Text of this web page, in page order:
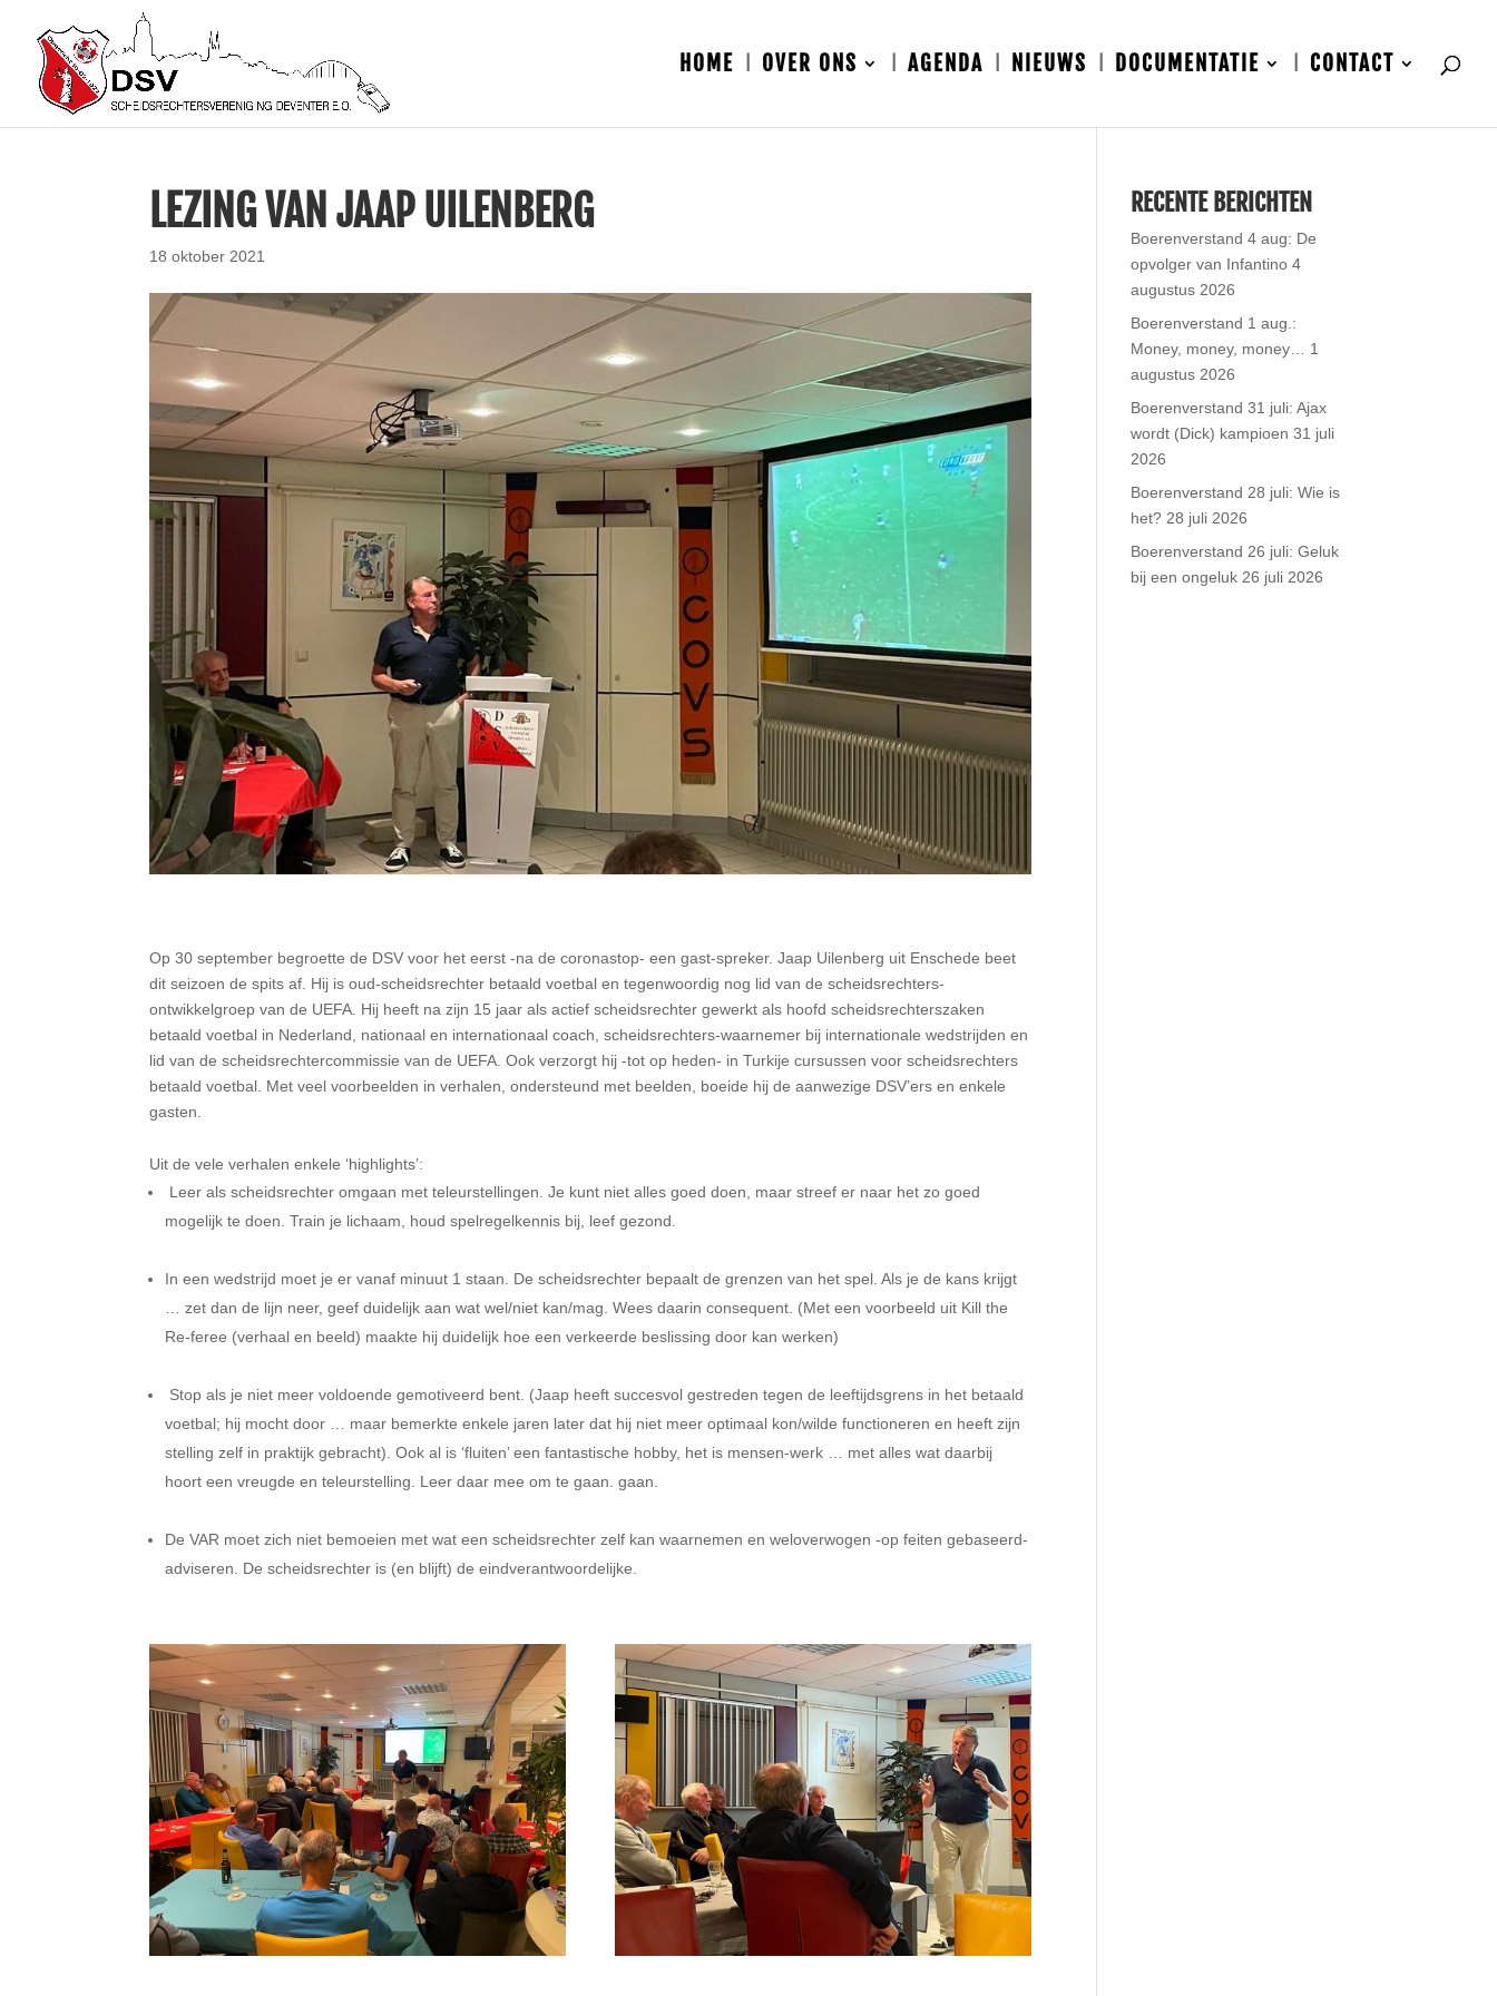
HOME OVER ONS AGENDA NIEUWS DOCUMENTATIE CONTACT
LEZING VAN JAAP UILENBERG
18 oktober 2021
Op 30 september begroette de DSV voor het eerst -na de coronastop- een gast-spreker. Jaap Uilenberg uit Enschede beet
dit seizoen de spits af. Hij is oud-scheidsrechter betaald voetbal en tegenwoordig nog lid van de scheidsrechters-
ontwikkelgroep van de UEFA. Hij heeft na zijn 15 jaar als actief scheidsrechter gewerkt als hoofd scheidsrechterszaken
betaald voetbal in Nederland, nationaal en internationaal coach, scheidsrechters-waarnemer bij internationale wedstrijden en
lid van de scheidsrechtercommissie van de UEFA. Ook verzorgt hij -tot op heden- in Turkije cursussen voor scheidsrechters
betaald voetbal. Met veel voorbeelden in verhalen, ondersteund met beelden, boeide hij de aanwezige DSV’ers en enkele
gasten.
Uit de vele verhalen enkele ‘highlights’:
Leer als scheidsrechter omgaan met teleurstellingen. Je kunt niet alles goed doen, maar streef er naar het zo goed
mogelijk te doen. Train je lichaam, houd spelregelkennis bij, leef gezond.
In een wedstrijd moet je er vanaf minuut 1 staan. De scheidsrechter bepaalt de grenzen van het spel. Als je de kans krijgt
… zet dan de lijn neer, geef duidelijk aan wat wel/niet kan/mag. Wees daarin consequent. (Met een voorbeeld uit Kill the
Re-feree (verhaal en beeld) maakte hij duidelijk hoe een verkeerde beslissing door kan werken)
Stop als je niet meer voldoende gemotiveerd bent. (Jaap heeft succesvol gestreden tegen de leeftijdsgrens in het betaald
voetbal; hij mocht door … maar bemerkte enkele jaren later dat hij niet meer optimaal kon/wilde functioneren en heeft zijn
stelling zelf in praktijk gebracht). Ook al is ‘fluiten’ een fantastische hobby, het is mensen-werk … met alles wat daarbij
hoort een vreugde en teleurstelling. Leer daar mee om te gaan. gaan.
De VAR moet zich niet bemoeien met wat een scheidsrechter zelf kan waarnemen en weloverwogen -op feiten gebaseerd-
adviseren. De scheidsrechter is (en blijft) de eindverantwoordelijke.
RECENTE BERICHTEN
Boerenverstand 4 aug: De
opvolger van Infantino 4
augustus 2026
Boerenverstand 1 aug.:
Money, money, money…
1
augustus 2026
Boerenverstand 31 juli: Ajax
wordt (Dick) kampioen 31 juli
2026
Boerenverstand 28 juli: Wie is
het? 28 juli 2026
Boerenverstand 26 juli: Geluk
bij een ongeluk 26 juli 2026